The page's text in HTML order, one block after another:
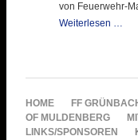
von Feuerwehr-
Weiterlesen …
in
NAVIGATION
ÜBERSPRINGEN
HOME FF
OF MULDENBERG
LINKS/SPONSOREN